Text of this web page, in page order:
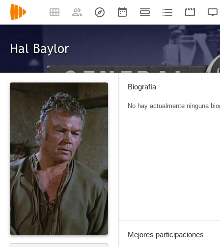
Hal Baylor
Biografía
No hay actualmente ninguna
Mejores participaciones